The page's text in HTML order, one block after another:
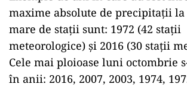
maxime absolute de precipitaţii
mare de staţii sunt: 1972 (42 staţii
meteorologice) şi 2016 (30 staţii
Cele mai ploioase luni octombrie
în anii: 2016, 2007, 2003, 1974,